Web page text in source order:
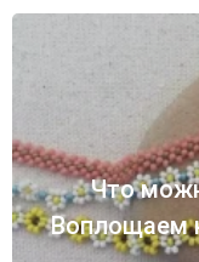
Что
Воплощаем